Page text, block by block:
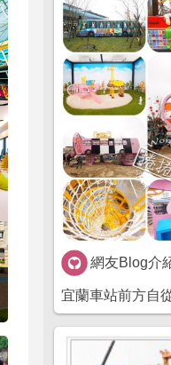
網友Blog介
宜蘭車站前方自